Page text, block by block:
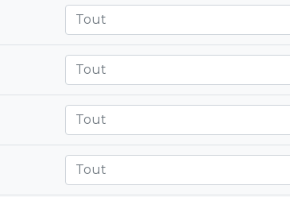
Tout
Tout
Tout
Tout